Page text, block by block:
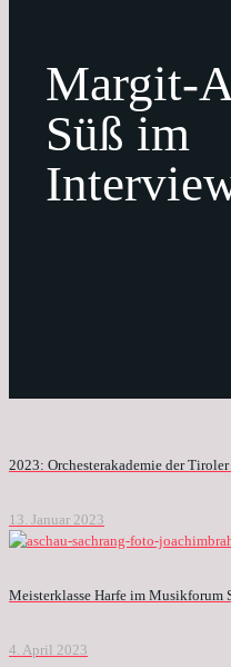
Margit-
Süß im
2023: Orchesterakademie der
13. Januar 2023
Meisterklasse Harfe im Musikforum
4. April 2023